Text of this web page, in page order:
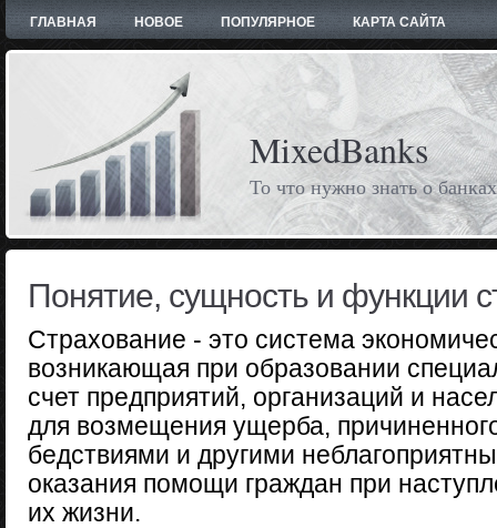
ГЛАВНАЯ НОВОЕ ПОПУЛЯРНОЕ КАРТА САЙТА
MixedBanks
То что нужно знать о банках
Понятие, сущность и функции
Страхование - это система
возникающая при образовании
счет предприятий, организаций и
для возмещения ущерба,
бедствиями и другими
оказания помощи граждан при
их жизни.